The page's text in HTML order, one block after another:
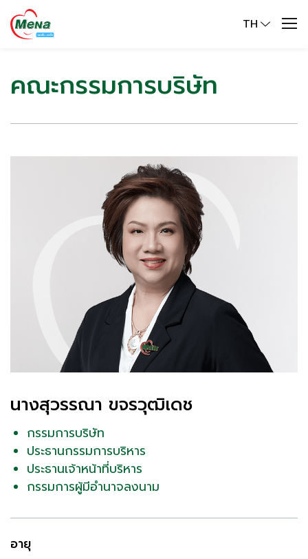
TH
คณะกรรมการบริษัท
นางสุวรรณา ขจรวุฒิเดช
กรรมการบริษัท
ประธานกรรมการบริหาร
ประธานเจ้าหน้าที่บริหาร
กรรมการผู้มีอำนาจลงนาม
อายุ